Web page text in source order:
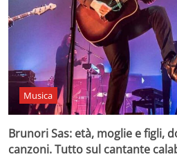
Musica
Brunori Sas: età, moglie e figli,
canzoni. Tutto sul cantante